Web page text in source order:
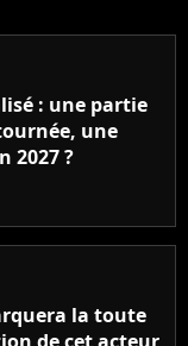
: une partie
une
2027 ?
la toute